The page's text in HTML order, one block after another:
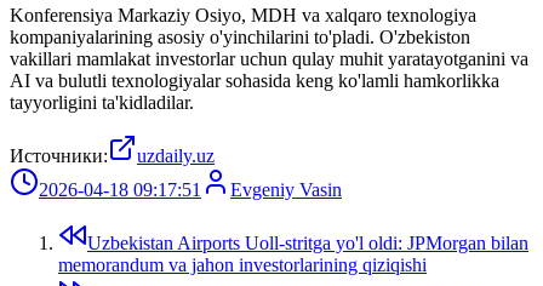
Konferensiya Markaziy Osiyo, MDH va xalqaro texnologiya
kompaniyalarining asosiy o'yinchilarini to'pladi. O'zbekiston
vakillari mamlakat investorlar uchun qulay muhit yaratayotganini va
AI va bulutli texnologiyalar sohasida keng ko'lamli hamkorlikka
tayyorligini ta'kidladilar.
Источники:
uzdaily.uz
2026-04-18 09:17:51
Evgeniy Vasin
Uzbekistan Airports Uoll-stritga yo'l oldi: JPMorgan bilan
memorandum va jahon investorlarining qiziqishi